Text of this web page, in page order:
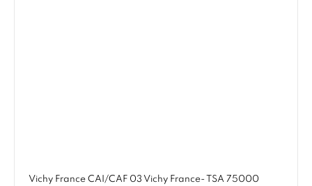
Vichy France CAI/CAF 03 Vichy France- TSA 75000